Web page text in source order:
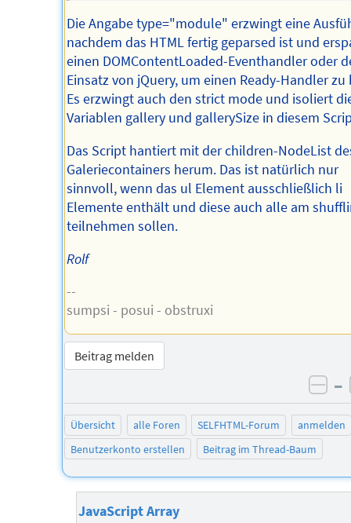
Die Angabe type="module" erzwingt eine
nachdem das HTML fertig geparsed ist und
einen DOMContentLoaded-Eventhandler oder
Einsatz von jQuery, um einen Ready-Handler zu
Es erzwingt auch den strict mode und isoliert
Variablen gallery und gallerySize in diesem
Das Script hantiert mit der children-NodeList
Galeriecontainers herum. Das ist natürlich nur
sinnvoll, wenn das ul Element ausschließlich li
Elemente enthält und diese auch alle am
teilnehmen sollen.
Rolf
--
sumpsi - posui - obstruxi
Beitrag melden
–
Übersicht alle Foren SELFHTML-Forum
anmelden
Benutzerkonto erstellen
Beitrag im Thread-Baum
JavaScript Array